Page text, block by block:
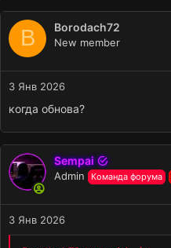
B Borodach72
New member
3 Янв 2026
когда обнова?
Sempai
Admin Команда форума
3 Янв 2026